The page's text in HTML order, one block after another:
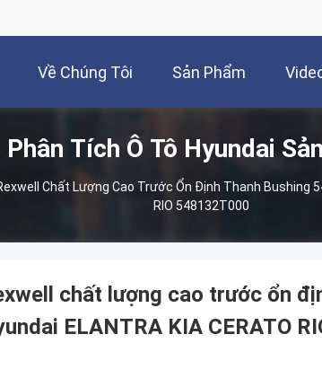
Về Chúng Tôi Sản Phẩm
Phân Tích Ô Tô Hyundai
Chất Lượng Cao Trước Ổn Định Thanh Bushing
RIO 548132T000
chất lượng cao trước ổn
ELANTRA KIA CERATO